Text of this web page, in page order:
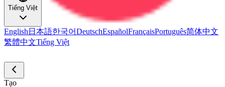
Tiếng Việt
English 日本語한국어DeutschEspañolFrançaisPortuguês简体中文
繁體中文Tiếng Việt
Tạo